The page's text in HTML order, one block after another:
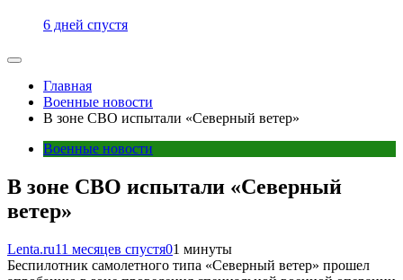
6 дней спустя
Главная
Военные новости
В зоне СВО испытали «Северный ветер»
Военные новости
В зоне СВО испытали «Северный
ветер»
Lenta.ru11 месяцев спустя01 минуты
Беспилотник самолетного типа «Северный ветер» прошел